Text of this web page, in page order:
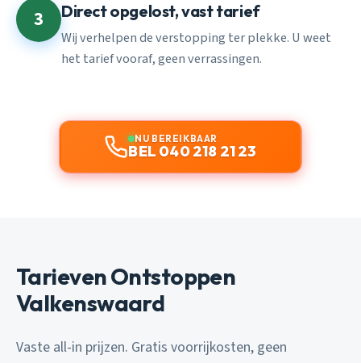
3 Direct opgelost, vast tarief
Wij verhelpen de verstopping ter plekke. U weet
het tarief vooraf, geen verrassingen.
NU BEREIKBAAR
BEL 040 218 21 23
Tarieven Ontstoppen
Valkenswaard
Vaste all-in prijzen. Gratis voorrijkosten, geen